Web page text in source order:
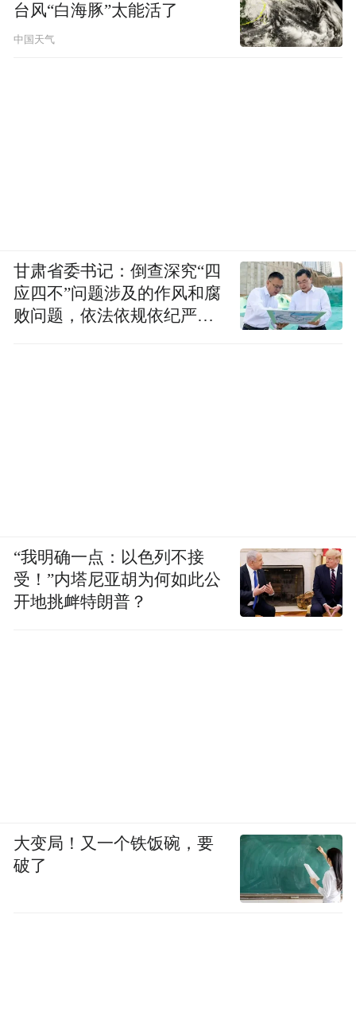
台风“白海豚”太能活了
中国天气
甘肃省委书记：倒查深究“四
应四不”问题涉及的作风和腐
败问题，依法依规依纪严肃
“我明确一点：以色列不接
受！”内塔尼亚胡为何如此公
开地挑衅特朗普？
大变局！又一个铁饭碗，要
破了